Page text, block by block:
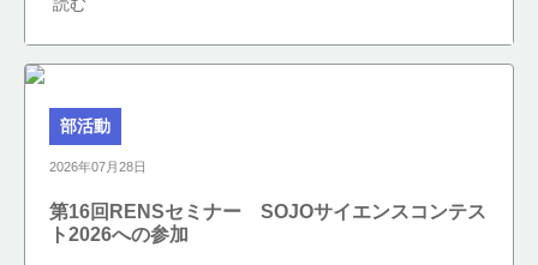
読む
部活動
2026年07月28日
第16回RENSセミナー SOJOサイエンスコンテス
ト2026への参加